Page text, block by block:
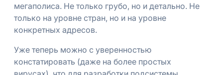
мегаполиса. Не только грубо, но и детально. Не
только на уровне стран, но и на уровне
конкретных адресов.
Уже теперь можно с уверенностью
констатировать (даже на более простых